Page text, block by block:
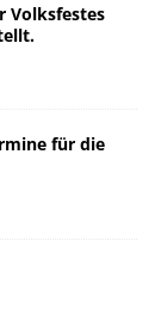
Volksfestes
für die